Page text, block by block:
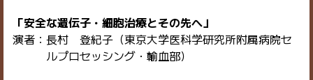
「安全な遺伝子・細胞治療とその先へ」
演者：長村 登紀子（東京大学医科学研究所附属病院セ
ルプロセッシング・輸血部）